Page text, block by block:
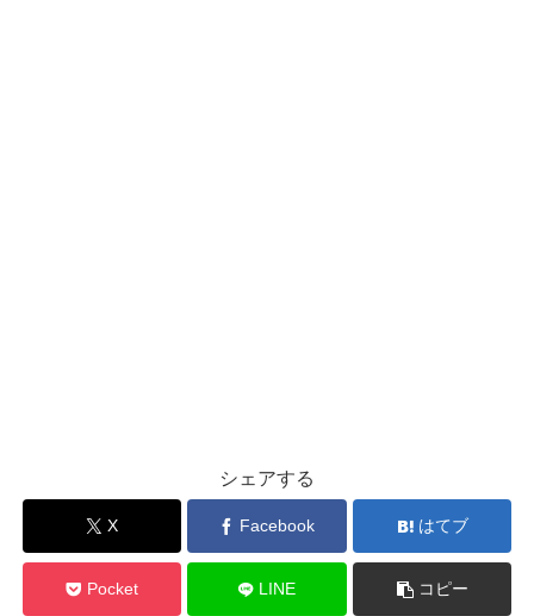
シェアする
X Facebook はてブ
Pocket LINE コピー